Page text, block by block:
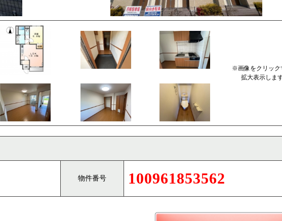
※画像をクリック
拡大表示します
物件番号 100961853562